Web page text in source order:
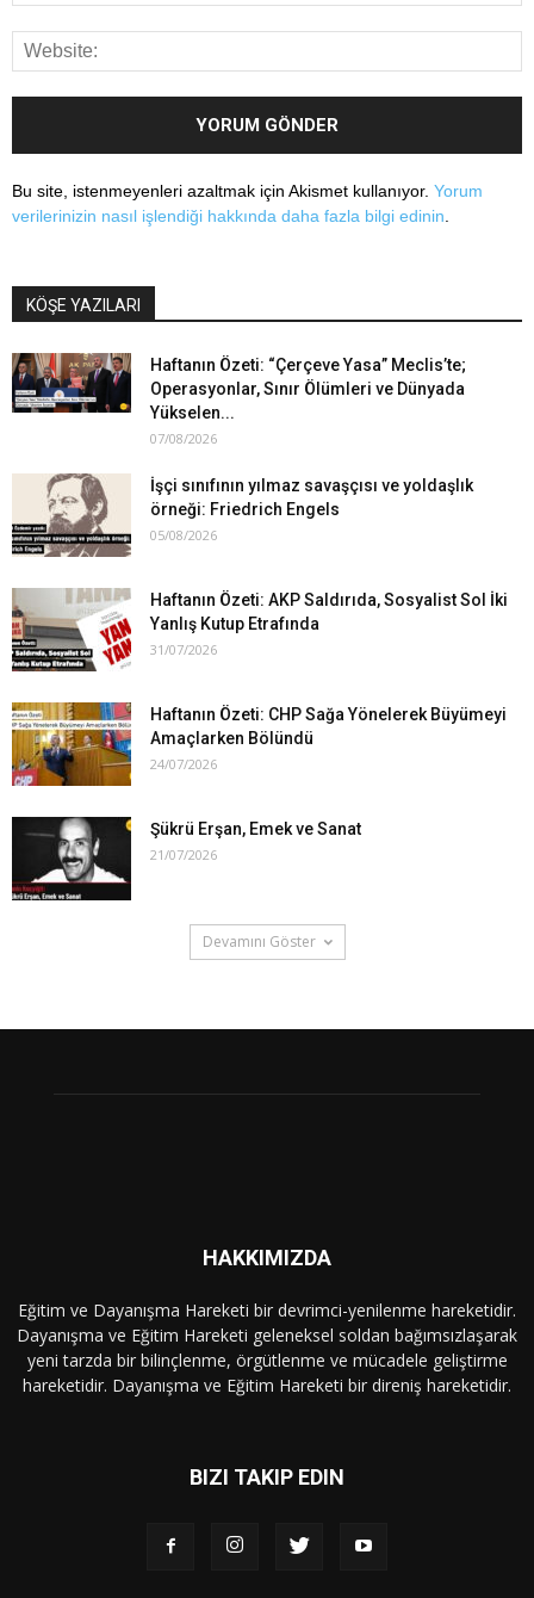
Bu site, istenmeyenleri azaltmak için Akismet kullanıyor. Yorum
verilerinizin nasıl işlendiği hakkında daha fazla bilgi edinin
KÖŞE YAZILARI
Haftanın Özeti: “Çerçeve Yasa” Meclis’te;
Operasyonlar, Sınır Ölümleri ve Dünyada
Yükselen...
07/08/2026
İşçi sınıfının yılmaz savaşçısı ve yoldaşlık
örneği: Friedrich Engels
05/08/2026
Haftanın Özeti: AKP Saldırıda, Sosyalist Sol İki
Yanlış Kutup Etrafında
31/07/2026
Haftanın Özeti: CHP Sağa Yönelerek Büyümeyi
Amaçlarken Bölündü
24/07/2026
Şükrü Erşan, Emek ve Sanat
21/07/2026
Devamını Göster
HAKKIMIZDA
Eğitim ve Dayanışma Hareketi bir devrimci-yenilenme hareketidir.
Dayanışma ve Eğitim Hareketi geleneksel soldan bağımsızlaşarak
yeni tarzda bir bilinçlenme, örgütlenme ve mücadele geliştirme
hareketidir. Dayanışma ve Eğitim Hareketi bir direniş hareketidir.
BIZI TAKIP EDIN